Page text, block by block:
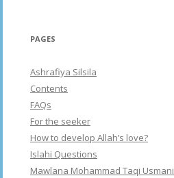
PAGES
Ashrafiya Silsila
Contents
FAQs
For the seeker
How to develop Allah’s love?
Islahi Questions
Mawlana Mohammad Taqi Usmani